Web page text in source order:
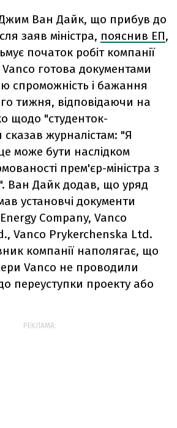
Джим Ван Дайк, що прибув до
заяв міністра, пояснив ЕП,
початок робіт компанії
готова документами
спроможність і бажання
тижня, відповідаючи на
щодо "студенток-
сказав журналістам: "Я
може бути наслідком
прем'єр-міністра з
Ван Дайк додав, що уряд
установчі документи
Company, Vanсo
Vanco Prykerchenska Ltd.
компанії наполягає, що
Vanco не проводили
переуступки проекту або
РЕКЛАМА: